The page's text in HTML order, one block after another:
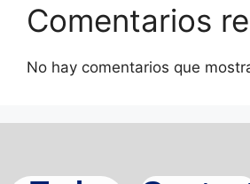
Comentarios
No hay comentarios que